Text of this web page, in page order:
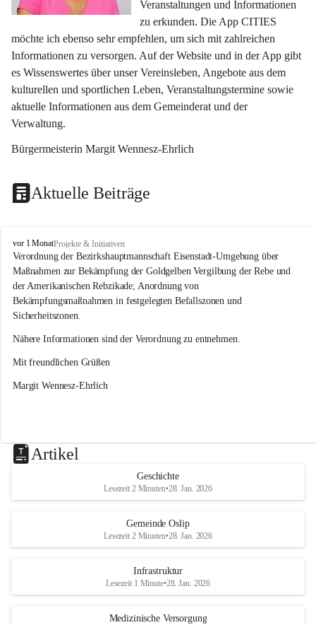
Veranstaltungen und Informationen
zu erkunden. Die App CITIES
möchte ich ebenso sehr empfehlen, um sich mit zahlreichen
Informationen zu versorgen. Auf der Website und in der App gibt
es Wissenswertes über unser Vereinsleben, Angebote aus dem
kulturellen und sportlichen Leben, Veranstaltungstermine sowie
aktuelle Informationen aus dem Gemeinderat und der
Verwaltung.
Bürgermeisterin Margit Wennesz-Ehrlich
Aktuelle Beiträge
O
s
l
i
p
vor 1 MonatProjekte & Initiativen
Verordnung der Bezirkshauptmannschaft Eisenstadt-Umgebung über
Maßnahmen zur Bekämpfung der Goldgelben Vergilbung der Rebe und
der Amerikanischen Rebzikade; Anordnung von
Bekämpfungsmaßnahmen in festgelegten Befallszonen und
Sicherheitszonen.
Nähere Informationen sind der Verordnung zu entnehmen.
Mit freundlichen Grüßen
Margit Wennesz-Ehrlich
Artikel
Geschichte
Lesezeit 2 Minuten•28. Jan. 2026
Gemeinde Oslip
Lesezeit 2 Minuten•28. Jan. 2026
Infrastruktur
Lesezeit 1 Minute•28. Jan. 2026
Medizinische Versorgung